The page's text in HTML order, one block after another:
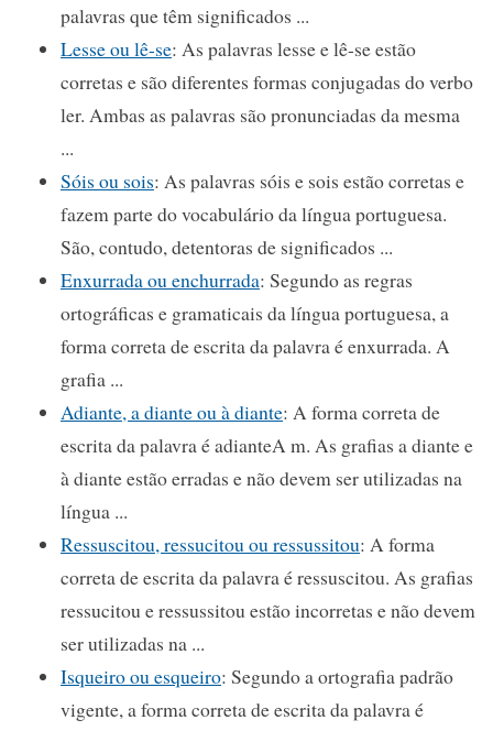
palavras que têm significados ...
Lesse ou lê-se: As palavras lesse e lê-se estão
corretas e são diferentes formas conjugadas do verbo
ler. Ambas as palavras são pronunciadas da mesma
...
Sóis ou sois: As palavras sóis e sois estão corretas e
fazem parte do vocabulário da língua portuguesa.
São, contudo, detentoras de significados ...
Enxurrada ou enchurrada: Segundo as regras
ortográficas e gramaticais da língua portuguesa, a
forma correta de escrita da palavra é enxurrada. A
grafia ...
Adiante, a diante ou à diante: A forma correta de
escrita da palavra é adianteA m. As grafias a diante e
à diante estão erradas e não devem ser utilizadas na
língua ...
Ressuscitou, ressucitou ou ressussitou: A forma
correta de escrita da palavra é ressuscitou. As grafias
ressucitou e ressussitou estão incorretas e não devem
ser utilizadas na ...
Isqueiro ou esqueiro: Segundo a ortografia padrão
vigente, a forma correta de escrita da palavra é